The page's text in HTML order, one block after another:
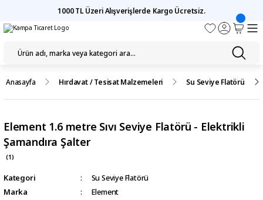
1000 TL Üzeri Alışverişlerde Kargo Ücretsiz.
Anasayfa Hırdavat / Tesisat Malzemeleri Su Seviye Flatörü
Element 1.6 metre Sıvı Seviye Flatörü - Elektrikli
Şamandıra Şalter
(1)
Kategori
Su Seviye Flatörü
Marka
Element